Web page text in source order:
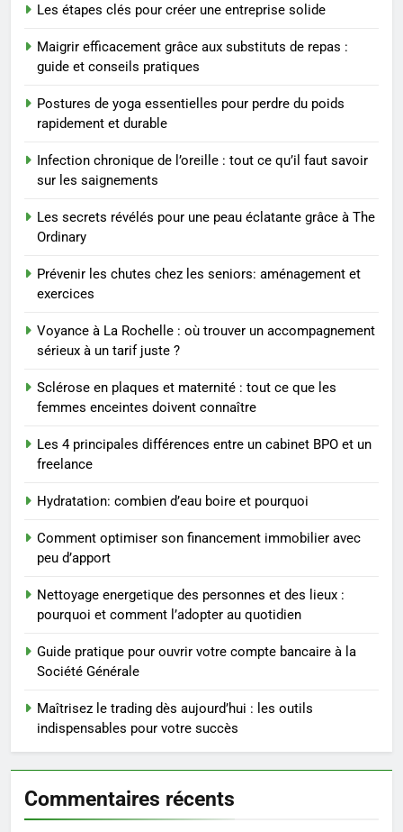
Voyance à La Rochelle : où
sérieux à un tarif juste ?
BIEN ÊTRE
1
Les tendances mode qui
reviennent chaque année
MODE
2
entreprise solide
3
substituts de repas : guide et
conseils pratiques
BIEN ÊTRE
4
pour perdre du poids
rapidement et durable
BIEN ÊTRE
Infection chronique de l’oreille :
saignements
SANTÉ
6
Les secrets révélés pour une
peau éclatante grâce à The
Ordinary
SANTÉ
7
Les étapes clés pour créer une entreprise solide
Maigrir efficacement grâce aux substituts de repas :
guide et conseils pratiques
Postures de yoga essentielles pour perdre du poids
rapidement et durable
Infection chronique de l’oreille : tout ce qu’il faut savoir
sur les saignements
Les secrets révélés pour une peau éclatante grâce à The
Ordinary
Prévenir les chutes chez les seniors: aménagement et
exercices
Voyance à La Rochelle : où trouver un accompagnement
sérieux à un tarif juste ?
Sclérose en plaques et maternité : tout ce que les
femmes enceintes doivent connaître
Les 4 principales différences entre un cabinet BPO et un
freelance
Hydratation: combien d’eau boire et pourquoi
Comment optimiser son financement immobilier avec
peu d’apport
Nettoyage energetique des personnes et des lieux :
pourquoi et comment l’adopter au quotidien
Guide pratique pour ouvrir votre compte bancaire à la
Société Générale
Maîtrisez le trading dès aujourd’hui : les outils
indispensables pour votre succès
Commentaires récents